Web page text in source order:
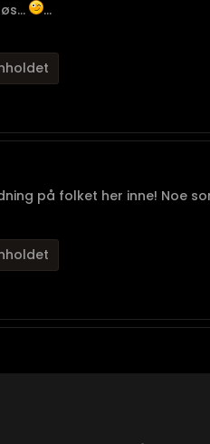
...
på folket her inne! Noe